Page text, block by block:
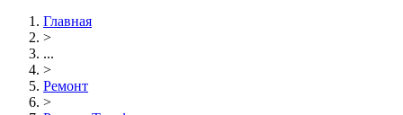
Главная
>
...
>
Ремонт
>